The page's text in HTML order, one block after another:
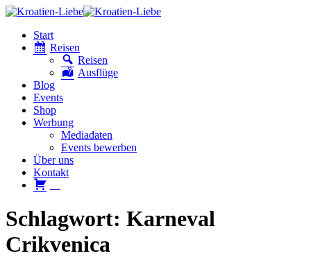
Start
Reisen
Reisen
Ausflüge
Blog
Events
Shop
Werbung
Mediadaten
Events bewerben
Über uns
Kontakt
Schlagwort: Karneval
Crikvenica